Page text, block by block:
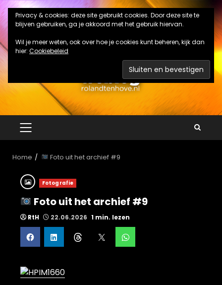
Ga
naar
de
inhoud
PRIMAIR
MENU
Home Foto uit het archief #9
Fotografie
Foto uit het archief #9
RtH 22.06.2026 1 min. lezen
Privacy & cookies: deze site gebruikt cookies. Door deze site te
blijven gebruiken, ga je akkoord met het gebruik hiervan.
Wil je meer weten, ook over hoe je cookies kunt beheren, kijk dan
hier: Cookiebeleid